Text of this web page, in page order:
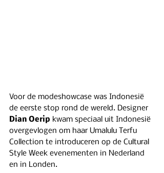
Voor de modeshowcase was Indonesië
de eerste stop rond de wereld. Designer
Dian Oerip kwam speciaal uit Indonesië
overgevlogen om haar Umalulu Terfu
Collection te introduceren op de Cultural
Style Week evenementen in Nederland
en in Londen.